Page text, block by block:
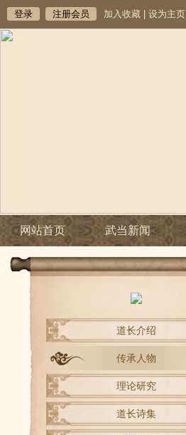
登录 注册会员 加入收藏 设为主页
网站首页 武当新闻
道长介绍
传承人物
理论研究
道长诗集